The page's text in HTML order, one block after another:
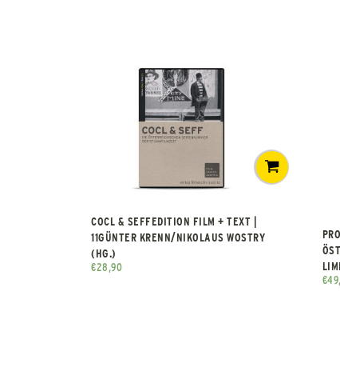
COCL & SEFFEDITION FILM + TEXT |
11GÜNTER KRENN/NIKOLAUS WOSTRY
(HG.)
€28,90
€